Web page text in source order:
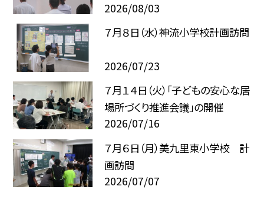
2026/08/03
７月８日（水）神流小学校計画訪問
2026/07/23
７月１４日（火）「子どもの安心な居
場所づくり推進会議」の開催
2026/07/16
７月６日（月）美九里東小学校 計
画訪問
2026/07/07